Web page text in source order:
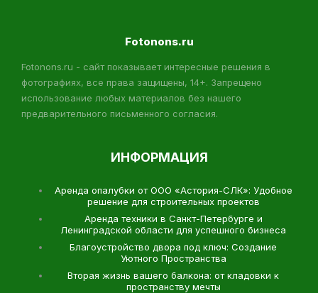
Fotonons.ru
Fotonons.ru - сайт показывает интересные решения в
фотографиях, все права защищены, 14+. Запрещено
использование любых материалов без нашего
предварительного письменного согласия.
ИНФОРМАЦИЯ
Аренда опалубки от ООО «Астория-СЛК»: Удобное
решение для строительных проектов
Аренда техники в Санкт-Петербурге и
Ленинградской области для успешного бизнеса
Благоустройство двора под ключ: Создание
Уютного Пространства
Вторая жизнь вашего балкона: от кладовки к
пространству мечты